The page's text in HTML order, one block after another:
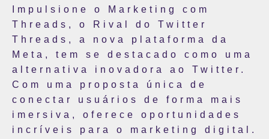
Impulsione o Marketing com
Threads, o Rival do Twitter
Threads, a nova plataforma da
Meta, tem se destacado como uma
alternativa inovadora ao Twitter.
Com uma proposta única de
conectar usuários de forma mais
imersiva, oferece oportunidades
incríveis para o marketing digital.